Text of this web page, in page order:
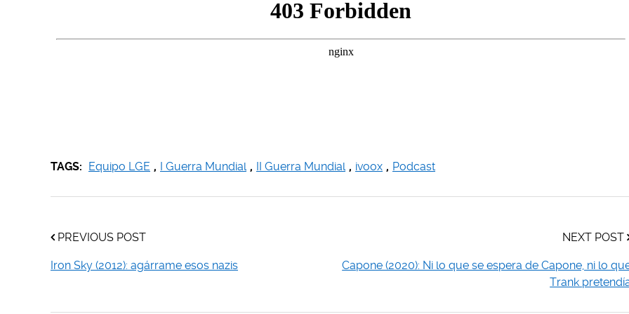
TAGS: Equipo LGE , I Guerra Mundial , II Guerra Mundial , ivoox , Podcast
PREVIOUS POST
Iron Sky (2012): agárrame esos nazis
NEXT POST
Capone (2020): Ni lo que se espera de Capone, ni lo
Trank